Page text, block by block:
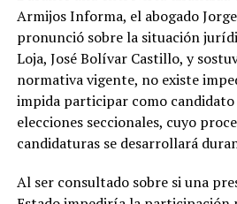
la participación democrática y
un desarrollo sostenible e
La alianza también definió
dignidades cantonales. En los
Catamayo, Chaguarpamba y
establecieron candidaturas
el cantón Loja participarán de
Ecuatoriano.
Armijos Informa, el abogado
pronunció sobre la situación
Loja, José Bolívar Castillo, y
normativa vigente, no existe
impida participar como candidato
elecciones seccionales, cuyo
candidaturas se desarrollará
Al ser consultado sobre si una